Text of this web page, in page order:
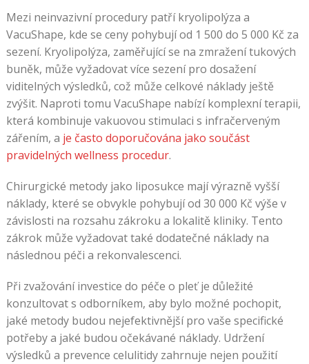
Mezi neinvazivní procedury patří kryolipolýza a
VacuShape, kde se ceny pohybují od 1 500 do 5 000 Kč za
sezení. Kryolipolýza, zaměřující se na zmražení tukových
buněk, může vyžadovat více sezení pro dosažení
viditelných výsledků, což může celkové náklady ještě
zvýšit. Naproti tomu VacuShape nabízí komplexní terapii,
která kombinuje vakuovou stimulaci s infračerveným
zářením, a je často doporučována jako součást
pravidelných wellness procedur.
Chirurgické metody jako liposukce mají výrazně vyšší
náklady, které se obvykle pohybují od 30 000 Kč výše v
závislosti na rozsahu zákroku a lokalitě kliniky. Tento
zákrok může vyžadovat také dodatečné náklady na
následnou péči a rekonvalescenci.
Při zvažování investice do péče o pleť je důležité
konzultovat s odborníkem, aby bylo možné pochopit,
jaké metody budou nejefektivnější pro vaše specifické
potřeby a jaké budou očekávané náklady. Udržení
výsledků a prevence celulitidy zahrnuje nejen použití